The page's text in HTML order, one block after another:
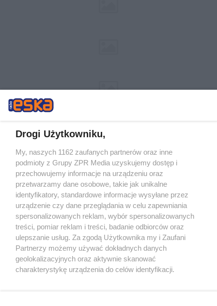
Żaden utwór zamieszczony w serwisie nie może być powielany i
rozpowszechniany lub dalej rozpowszechniany w jakikolwiek sposób (w
eksploatacji w jakiejkolwiek formie, włącznie z umieszczaniem w
Internecie bez pisemnej zgody właściciela praw. Jakiekolwiek użycie lub
wykorzystanie utworów w całości lub w części z naruszeniem prawa,
tzn. bez właściwej zgody, jest zabronione pod groźbą kary i może być
ścigane prawnie.
Informacje prawne
Drogi Użytkowniku,
My, naszych 1162 zaufanych partnerów oraz inne
podmioty z Grupy ZPR Media uzyskujemy dostęp i
przechowujemy informacje na urządzeniu oraz
przetwarzamy dane osobowe, takie jak unikalne
identyfikatory, standardowe informacje wysyłane przez
urządzenie czy dane przeglądania w celu zapewniania
spersonalizowanych reklam, wybór spersonalizowanych
treści, pomiar reklam i treści, badanie odbiorców oraz
ulepszanie usług. Za zgodą Użytkownika my i Zaufani
Partnerzy możemy używać dokładnych danych
geolokalizacyjnych oraz aktywnie skanować
charakterystykę urządzenia do celów identyfikacji.